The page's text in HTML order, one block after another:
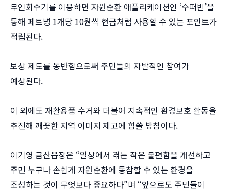
무인회수기를 이용하면 자원순환 애플리케이션인 ‘수퍼빈’을
통해 페트병 1개당 10원씩 현금처럼 사용할 수 있는 포인트가
적립된다.
보상 제도를 동반함으로써 주민들의 자발적인 참여가
예상된다.
이 외에도 재활용품 수거와 더불어 지속적인 환경보호 활동을
추진해 깨끗한 지역 이미지 제고에 힘쓸 방침이다.
이기영 금산읍장은 “일상에서 겪는 작은 불편함을 개선하고
주민 누구나 손쉽게 자원순환에 동참할 수 있는 환경을
조성하는 것이 무엇보다 중요하다”며 “앞으로도 주민들이